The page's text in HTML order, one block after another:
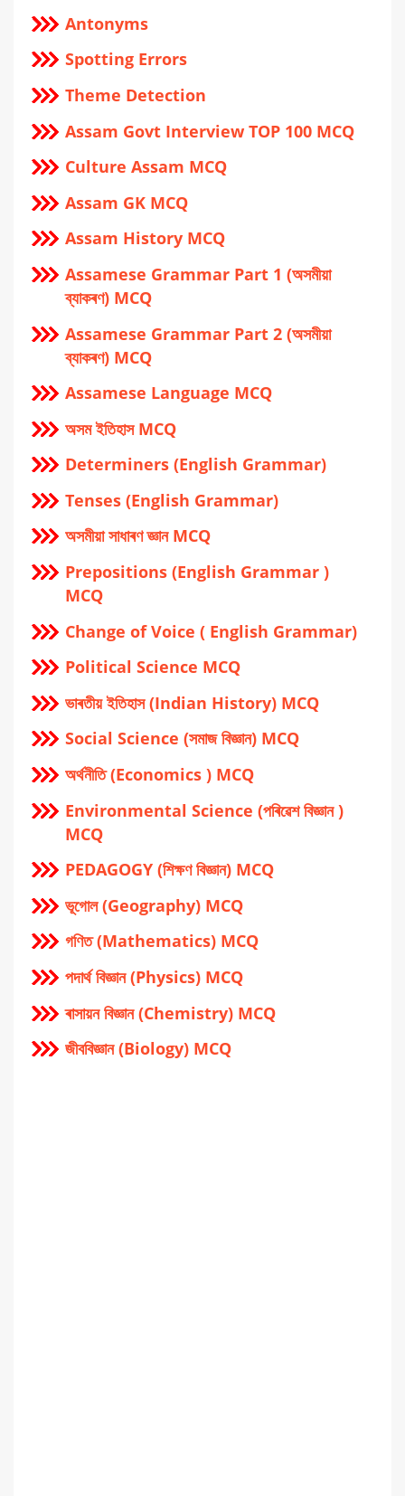
Antonyms
Spotting Errors
Theme Detection
Assam Govt Interview TOP 100 MCQ
Culture Assam MCQ
Assam GK MCQ
Assam History MCQ
Assamese Grammar Part 1 (অসমীয়া
ব্যাকৰণ) MCQ
Assamese Grammar Part 2 (অসমীয়া
ব্যাকৰণ) MCQ
Assamese Language MCQ
অসম ইতিহাস MCQ
Determiners (English Grammar)
Tenses (English Grammar)
অসমীয়া সাধাৰণ জ্ঞান MCQ
Prepositions (English Grammar )
MCQ
Change of Voice ( English Grammar)
Political Science MCQ
ভাৰতীয় ইতিহাস (Indian History) MCQ
Social Science (সমাজ বিজ্ঞান) MCQ
অর্থনীতি (Economics ) MCQ
Environmental Science (পৰিৱেশ বিজ্ঞান )
MCQ
PEDAGOGY (শিক্ষণ বিজ্ঞান) MCQ
ভূগোল (Geography) MCQ
গণিত (Mathematics) MCQ
পদার্থ বিজ্ঞান (Physics) MCQ
ৰাসায়ন বিজ্ঞান (Chemistry) MCQ
জীববিজ্ঞান (Biology) MCQ